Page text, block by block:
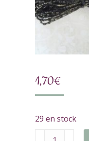
1,70€
29 en stock
quantité